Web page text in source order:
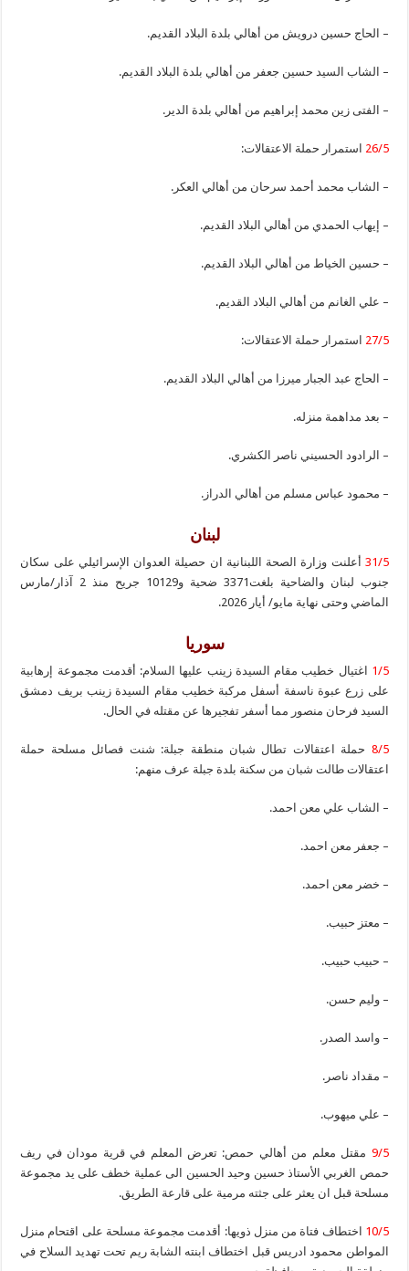
– الحاج حسين درويش من أهالي بلدة البلاد القديم.
– الشاب السيد حسين جعفر من أهالي بلدة البلاد القديم.
– الفتى زين محمد إبراهيم من أهالي بلدة الدير.
26/5 استمرار حملة الاعتقالات:
– الشاب محمد أحمد سرحان من أهالي العكر.
– إيهاب الحمدي من أهالي البلاد القديم.
– حسين الخياط من أهالي البلاد القديم.
– علي الغانم من أهالي البلاد القديم.
27/5 استمرار حملة الاعتقالات:
– الحاج عبد الجبار ميرزا من أهالي البلاد القديم.
– بعد مداهمة منزله.
– الرادود الحسيني ناصر الكشري.
– محمود عباس مسلم من أهالي الدراز.
لبنان
31/5 أعلنت وزارة الصحة اللبنانية ان حصيلة العدوان الإسرائيلي على سكان
جنوب لبنان والضاحية بلغت3371 ضحية و10129 جريح منذ 2 آذار/مارس
الماضي وحتى نهاية مايو/ أيار 2026.
سوريا
1/5 اغتيال خطيب مقام السيدة زينب عليها السلام: أقدمت مجموعة إرهابية
على زرع عبوة ناسفة أسفل مركبة خطيب مقام السيدة زينب بريف دمشق
السيد فرحان منصور مما أسفر تفجيرها عن مقتله في الحال.
8/5 حملة اعتقالات تطال شبان منطقة جبلة: شنت فصائل مسلحة حملة
اعتقالات طالت شبان من سكنة بلدة جبلة عرف منهم:
– الشاب علي معن احمد.
– جعفر معن احمد.
– خضر معن احمد.
– معتز حبيب.
– حبيب حبيب.
– وليم حسن.
– واسد الصدر.
– مقداد ناصر.
– علي ميهوب.
9/5 مقتل معلم من أهالي حمص: تعرض المعلم في قرية مودان في ريف
حمص الغربي الأستاذ حسين وحيد الحسين الى عملية خطف على يد مجموعة
مسلحة قبل ان يعثر على جثته مرمية على قارعة الطريق.
10/5 اختطاف فتاة من منزل ذويها: أقدمت مجموعة مسلحة على اقتحام منزل
المواطن محمود ادريس قبل اختطاف ابنته الشابة ريم تحت تهديد السلاح في